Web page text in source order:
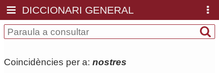
DICCIONARI GENERAL
Coincidències per a: nostres